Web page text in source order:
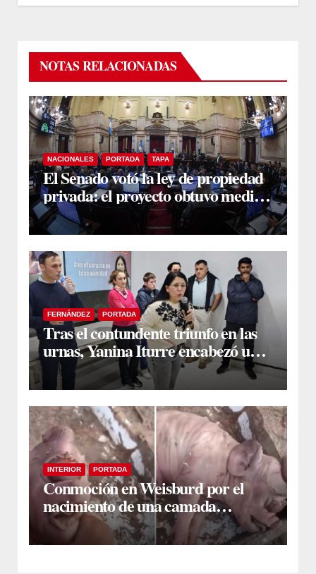
NOTAS RELACIONADAS
NACIONALES PORTADA TAPA
El Senado votó la ley de propiedad
privada: el proyecto obtuvo media
sanción
FERNÁNDEZ PORTADA
Tras el contundente triunfo en las
urnas, Yanina Iturre encabezó un
encuentro con vecinos y dirigentes
en Fernández
INTERIOR PORTADA
Conmoción en Weisburd por el
nacimiento de una camada
lechones con graves deformaciones